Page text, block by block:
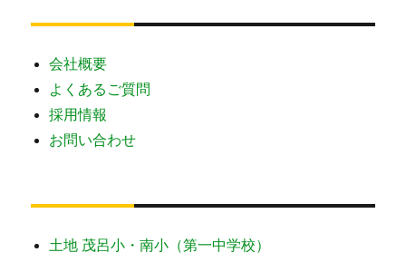
会社概要
よくあるご質問
採用情報
お問い合わせ
土地 茂呂小・南小（第一中学校）